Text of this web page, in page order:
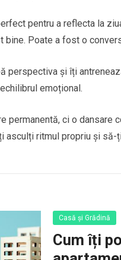
pentru a reflecta la
bine. Poate a fost o
perspectiva și îți
emoțional.
permanentă, ci o dansare
asculți ritmul propriu și
Casă și Grădină
Cum îți